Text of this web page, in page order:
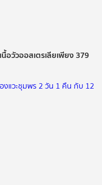
อวัวออสเตรเลียเพียง 379